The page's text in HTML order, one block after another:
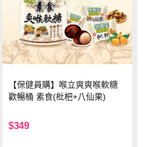
【保健員購】喉立爽爽喉軟糖
歡暢桶 素食(枇杷+八仙果)
$349